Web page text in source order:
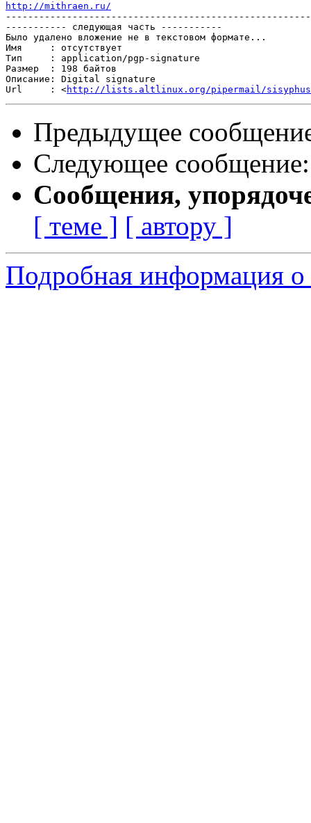
http://mithraen.ru/
----------- следующая часть -----------
Было удалено вложение не в текстовом формате...
Имя     : отсутствует
Тип     : application/pgp-signature
Размер  : 198 байтов
Описание: Digital signature
Url     : <http://lists.altlinux.org/pipermail/sisyphus/
Предыдущее
Следующее
Сообщения,
[ теме ] [ автору ]
Подробная информация о